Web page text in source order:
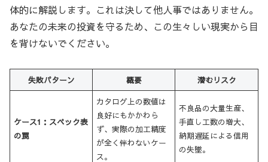
体的に解説します。これは決して他人事ではありません。
あなたの未来の投資を守るため、この生々しい現実から目
を背けないでください。
失敗パターン 概要 潜むリスク
ケース1：スペック表
の罠
カタログ上の数値は
良好にもかかわら
ず、実際の加工精度
が全く伴わないケー
ス。
不良品の大量生産、
手直し工数の増大、
納期遅延による信用
の失墜。